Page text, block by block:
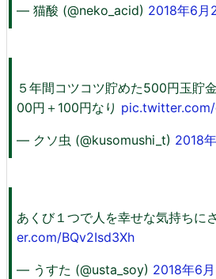
— 猫酸 (@neko_acid) 2018年6月
５年間コツコツ貯めた500円玉貯
00円＋100円なり
— クソ虫 (@kusomushi_t) 2018
あくび１つで人を幸せな気持ちに
er.com/BQv2Isd3Xh
— うすた (@usta_soy) 2018年6